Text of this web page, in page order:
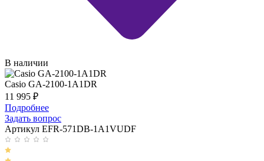
В наличии
Casio GA-2100-1A1DR
11 995 ₽
Подробнее
Задать вопрос
Артикул EFR-571DB-1A1VUDF